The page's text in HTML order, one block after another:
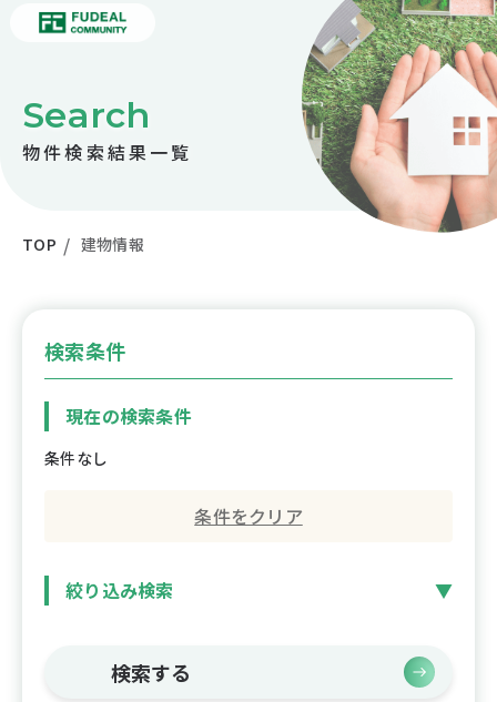
物件検索結果一覧
Search
TOP 建物情報
検索条件
現在の検索条件
条件なし
条件をクリア
絞り込み検索
検索する